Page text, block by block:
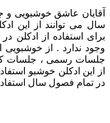
آقایان عاشق خوشبویی و
سال می توانند از این
برای استفاده از ادکلن
وجود ندارد . از خوشبویی
جلسات رسمی ، جلسات
از این ادکلن خوشبو
در تمام فصول سال